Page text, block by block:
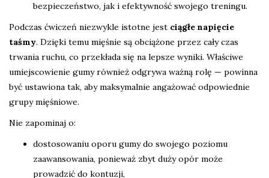
bezpieczeństwo, jak i efektywność swojego treningu.
Podczas ćwiczeń niezwykle istotne jest ciągłe napięcie
taśmy. Dzięki temu mięśnie są obciążone przez cały czas
trwania ruchu, co przekłada się na lepsze wyniki. Właściwe
umiejscowienie gumy również odgrywa ważną rolę — powinna
być ustawiona tak, aby maksymalnie angażować odpowiednie
grupy mięśniowe.
Nie zapominaj o:
dostosowaniu oporu gumy do swojego poziomu
zaawansowania, ponieważ zbyt duży opór może
prowadzić do kontuzji,